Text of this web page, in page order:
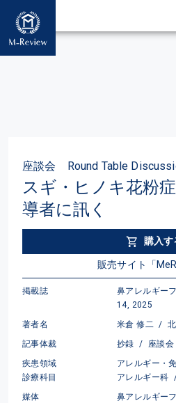
座談会 Round Table
スギ・ヒノキ花粉
導者に訊く
購入す
販売サイト「
掲載誌
鼻アレルギー
14, 2025
著者名
米倉 修二 /
記事体裁
抄録 /
座談会
疾患領域
アレルギー・
診療科目
アレルギー科
媒体
鼻アレルギー